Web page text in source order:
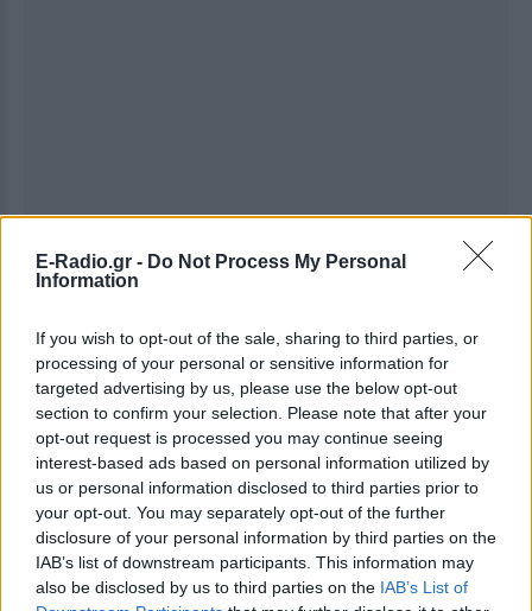
E-Radio.gr - Do Not Process My Personal
Information
If you wish to opt-out of the sale, sharing to third parties, or
processing of your personal or sensitive information for
targeted advertising by us, please use the below opt-out
section to confirm your selection. Please note that after your
opt-out request is processed you may continue seeing
interest-based ads based on personal information utilized by
us or personal information disclosed to third parties prior to
your opt-out. You may separately opt-out of the further
disclosure of your personal information by third parties on the
IAB’s list of downstream participants. This information may
also be disclosed by us to third parties on the IAB’s List of
Ακολουθήστε το E-Radio.gr στοGoogle News
και μάθετε πρώτοιτα πιο hot νέα.
Εσύ μπήκες στο E-Daily.gr; Τα νέα της ημέρας
και ότι σου κάνει κλικ!
Ακολουθήστε το E-Radio.gr και στο Instagram